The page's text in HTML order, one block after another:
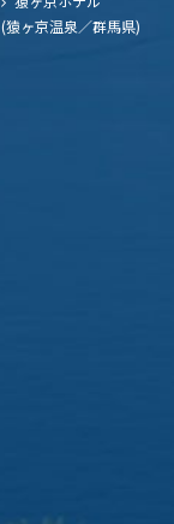
(猿ヶ京温泉／群馬県)